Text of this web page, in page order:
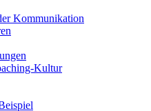
Kommunikation
Kultur